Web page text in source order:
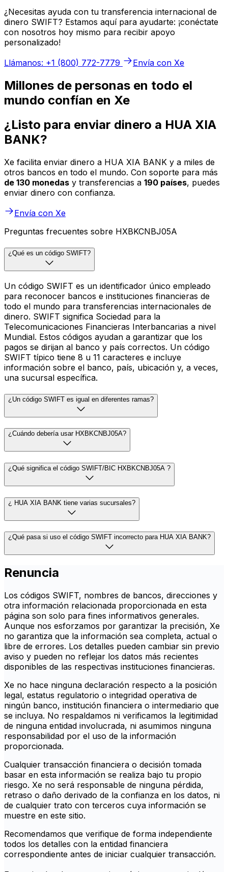
¿Necesitas ayuda con tu transferencia internacional de
dinero SWIFT? Estamos aquí para ayudarte: ¡conéctate
con nosotros hoy mismo para recibir apoyo
personalizado!
Llámanos: +1 (800) 772-7779
Envía con Xe
Millones de personas en todo el
mundo confían en Xe
¿Listo para enviar dinero a HUA XIA
BANK?
Xe facilita enviar dinero a HUA XIA BANK y a miles de
otros bancos en todo el mundo. Con soporte para más
de 130 monedas y transferencias a 190 países, puedes
enviar dinero con confianza.
Envía con Xe
Preguntas frecuentes sobre HXBKCNBJ05A
¿Qué es un código SWIFT?
Un código SWIFT es un identificador único empleado
para reconocer bancos e instituciones financieras de
todo el mundo para transferencias internacionales de
dinero. SWIFT significa Sociedad para la
Telecomunicaciones Financieras Interbancarias a nivel
Mundial. Estos códigos ayudan a garantizar que los
pagos se dirijan al banco y país correctos. Un código
SWIFT típico tiene 8 u 11 caracteres e incluye
información sobre el banco, país, ubicación y, a veces,
una sucursal específica.
¿Un código SWIFT es igual en diferentes ramas?
¿Cuándo debería usar HXBKCNBJ05A?
¿Qué significa el código SWIFT/BIC HXBKCNBJ05A ?
¿ HUA XIA BANK tiene varias sucursales?
¿Qué pasa si uso el código SWIFT incorrecto para HUA XIA BANK?
Renuncia
Los códigos SWIFT, nombres de bancos, direcciones y
otra información relacionada proporcionada en esta
página son solo para fines informativos generales.
Aunque nos esforzamos por garantizar la precisión, Xe
no garantiza que la información sea completa, actual o
libre de errores. Los detalles pueden cambiar sin previo
aviso y pueden no reflejar los datos más recientes
disponibles de las respectivas instituciones financieras.
Xe no hace ninguna declaración respecto a la posición
legal, estatus regulatorio o integridad operativa de
ningún banco, institución financiera o intermediario que
se incluya. No respaldamos ni verificamos la legitimidad
de ninguna entidad involucrada, ni asumimos ninguna
responsabilidad por el uso de la información
proporcionada.
Cualquier transacción financiera o decisión tomada
basar en esta información se realiza bajo tu propio
riesgo. Xe no será responsable de ninguna pérdida,
retraso o daño derivado de la confianza en los datos, ni
de cualquier trato con terceros cuya información se
muestre en este sitio.
Recomendamos que verifique de forma independiente
todos los detalles con la entidad financiera
correspondiente antes de iniciar cualquier transacción.